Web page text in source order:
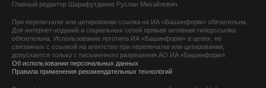
Главный редактор Шарафутдинов Руслан Михайлович
При перепечатке или цитировании ссылка на ИА «Башинформ» обязательна.
Для интернет-изданий и социальных сетей прямая активная гиперссылка
обязательна. Использование логотипа ИА «Башинформ» в целях, не
связанных с ссылкой на агентство при перепечатке или цитировании,
допускается только с письменного разрешения АО ИА «Башинформ».
Об использовании персональных данных
Правила применения рекомендательных технологий